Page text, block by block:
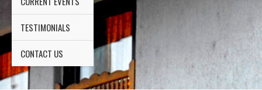
TESTIMONIALS
CONTACT US